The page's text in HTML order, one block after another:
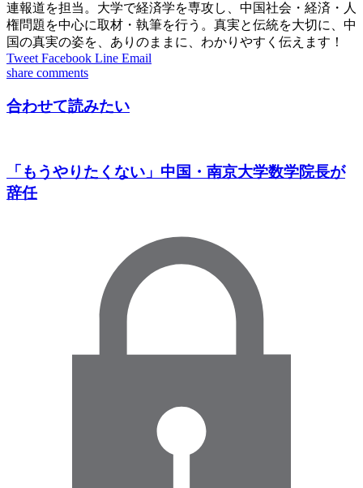
連報道を担当。大学で経済学を専攻し、中国社会・経済・人
権問題を中心に取材・執筆を行う。真実と伝統を大切に、中
国の真実の姿を、ありのままに、わかりやすく伝えます！
Tweet Facebook Line Email
share comments
合わせて読みたい
「もうやりたくない」中国・南京大学数学院長が
辞任